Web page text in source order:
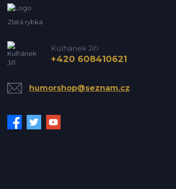
Zlatá rybka
Kulhánek Jiří
+420 608410621
humorshop@seznam.cz